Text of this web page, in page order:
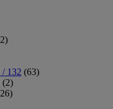
132 (63)
(2)